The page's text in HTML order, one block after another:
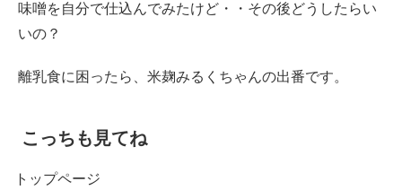
味噌を自分で仕込んでみたけど・・その後どうしたらい
いの？
離乳食に困ったら、米麹みるくちゃんの出番です。
こっちも見てね
トップページ